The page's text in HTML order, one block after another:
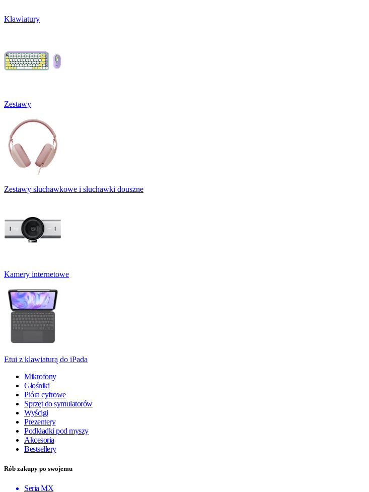
Klawiatury
Zestawy
Zestawy słuchawkowe i słuchawki douszne
Kamery internetowe
Etui z klawiaturą do iPada
Mikrofony
Głośniki
Pióra cyfrowe
Sprzęt do symulatorów
Wyścigi
Prezentery
Podkładki pod myszy
Akcesoria
Bestsellery
Rób zakupy po swojemu
Seria MX